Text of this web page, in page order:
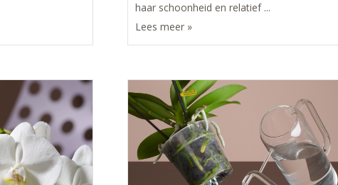
haar schoonheid en relatief ...